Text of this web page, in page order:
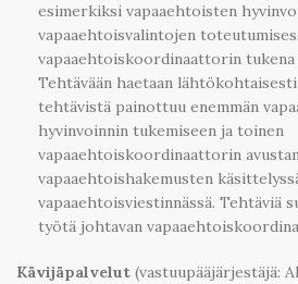
esimerkiksi vapaaehtoisten
vapaaehtoisvalintojen
vapaaehtoiskoordinaattorin tukena
Tehtävään haetaan
tehtävistä painottuu enemmän
hyvinvoinnin tukemiseen ja toinen
vapaaehtoiskoordinaattorin
vapaaehtoishakemusten
vapaaehtoisviestinnässä. Tehtäviä
työtä johtavan
Kävijäpalvelut (vastuupääjärjestäjä: